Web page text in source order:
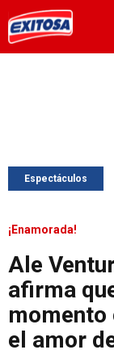
Espectáculos
¡Enamorada!
Ale
afirma
momento
el amor